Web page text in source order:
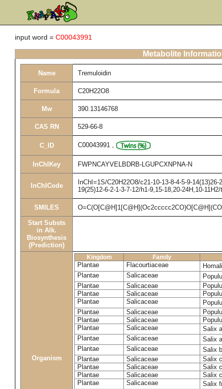
input word = C00043991
Metabolite
Name Tremuloidin
Formula C20H22O8
Mw 390.13146768
CAS RN 529-66-8
C_ID C00043991 ,
InChIKey FWPNCAYVELBDRB-LGUPCXNPNA-N
InChICode
InChI=1S/C20H22O8/c21-10-13-8-4-5-9-
19(25)12-6-2-1-3-7-12/h1-9,15-18,20-24H,10-
SMILES
Start Substs
in Alk.
Biosynthesis
(Prediction)
Organism
Kingdom Family
Plantae Flacourtiaceae
Plantae
Salicaceae
Plantae
Salicaceae
Plantae
Salicaceae
Plantae
Salicaceae
Plantae
Salicaceae
Plantae
Salicaceae
Plantae
Salicaceae
Salix
Plantae
Salicaceae
Salix
Plantae
Salicaceae
Salix
Plantae
Salicaceae
Salix
Plantae
Salicaceae
Salix
Plantae
Salicaceae
Salix
Plantae
Salicaceae
Salix